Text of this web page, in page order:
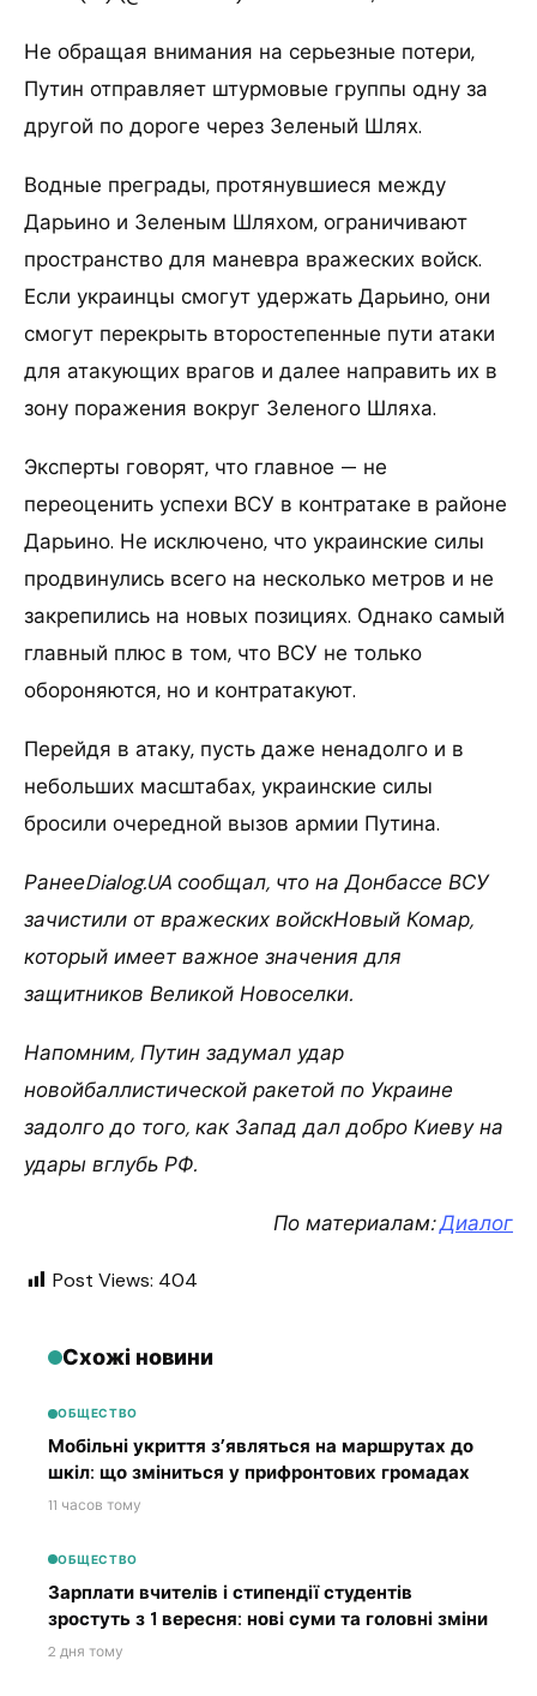
Не обращая внимания на серьезные потери,
Путин отправляет штурмовые группы одну за
другой по дороге через Зеленый Шлях.
Водные преграды, протянувшиеся между
Дарьино и Зеленым Шляхом, ограничивают
пространство для маневра вражеских войск.
Если украинцы смогут удержать Дарьино, они
смогут перекрыть второстепенные пути атаки
для атакующих врагов и далее направить их в
зону поражения вокруг Зеленого Шляха.
Эксперты говорят, что главное — не
переоценить успехи ВСУ в контратаке в районе
Дарьино. Не исключено, что украинские силы
продвинулись всего на несколько метров и не
закрепились на новых позициях. Однако самый
главный плюс в том, что ВСУ не только
обороняются, но и контратакуют.
Перейдя в атаку, пусть даже ненадолго и в
небольших масштабах, украинские силы
бросили очередной вызов армии Путина.
РанееDialog.UA сообщал, что на Донбассе ВСУ
зачистили от вражеских войскНовый Комар,
который имеет важное значения для
защитников Великой Новоселки.
Напомним, Путин задумал удар
новойбаллистической ракетой по Украине
задолго до того, как Запад дал добро Киеву на
удары вглубь РФ.
По материалам:Диалог
Post Views: 404
Схожі новини
ОБЩЕСТВО
Мобільні укриття з’являться на маршрутах до
шкіл: що зміниться у прифронтових громадах
11 часов тому
ОБЩЕСТВО
Зарплати вчителів і стипендії студентів
зростуть з 1 вересня: нові суми та головні зміни
2 дня тому